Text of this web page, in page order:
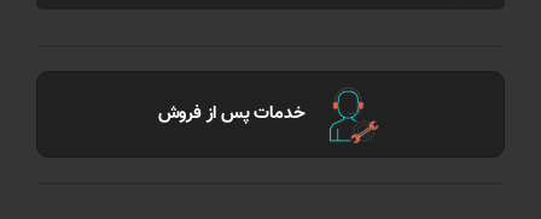
خدمات پس از فروش